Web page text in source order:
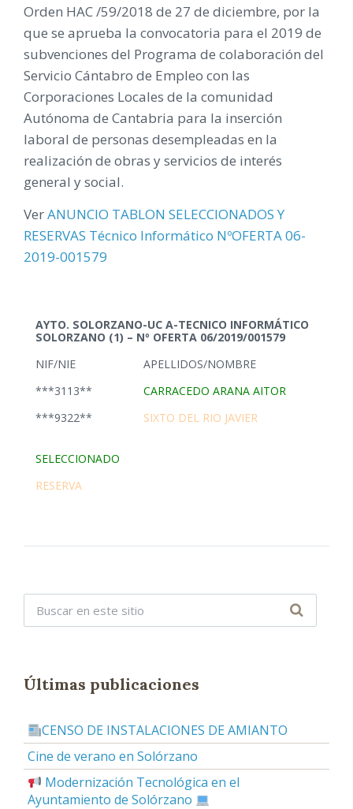
Orden HAC /59/2018 de 27 de diciembre, por la
que se aprueba la convocatoria para el 2019 de
subvenciones del Programa de colaboración del
Servicio Cántabro de Empleo con las
Corporaciones Locales de la comunidad
Autónoma de Cantabria para la inserción
laboral de personas desempleadas en la
realización de obras y servicios de interés
general y social.
VerANUNCIO TABLON SELECCIONADOS Y
RESERVAS Técnico Informático NºOFERTA 06-
2019-001579
AYTO. SOLORZANO-UC A-TECNICO INFORMÁTICO
SOLORZANO (1) – Nº OFERTA 06/2019/001579
NIF/NIE
APELLIDOS/NOMBRE
***3113**
CARRACEDO ARANA AITOR
***9322**
SIXTO DEL RIO JAVIER
SELECCIONADO
RESERVA
Últimas publicaciones
CENSO DE INSTALACIONES DE AMIANTO
Cine de verano en Solórzano
Modernización Tecnológica en el
Ayuntamiento de Solórzano